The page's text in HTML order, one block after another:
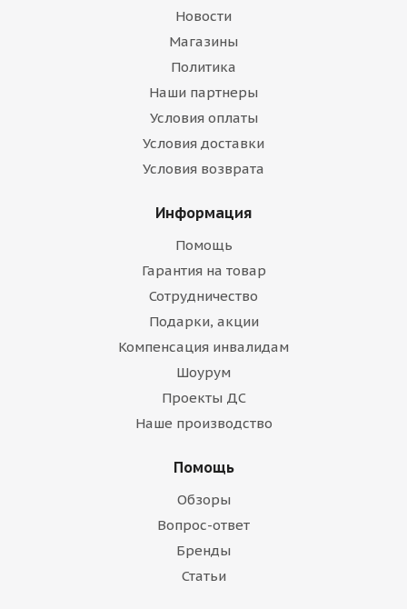
Новости
Магазины
Политика
Наши партнеры
Условия оплаты
Условия доставки
Условия возврата
Информация
Помощь
Гарантия на товар
Сотрудничество
Подарки, акции
Компенсация инвалидам
Шоурум
Проекты ДС
Наше производство
Помощь
Обзоры
Вопрос-ответ
Бренды
Статьи